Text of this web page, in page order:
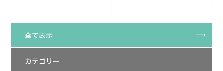
全て表示
カテゴリー